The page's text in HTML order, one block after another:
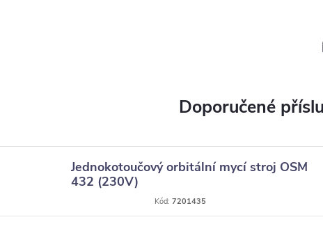
Jednokotoučový orbitální mycí stroj OSM
432 (230V)
Kód: 7201435